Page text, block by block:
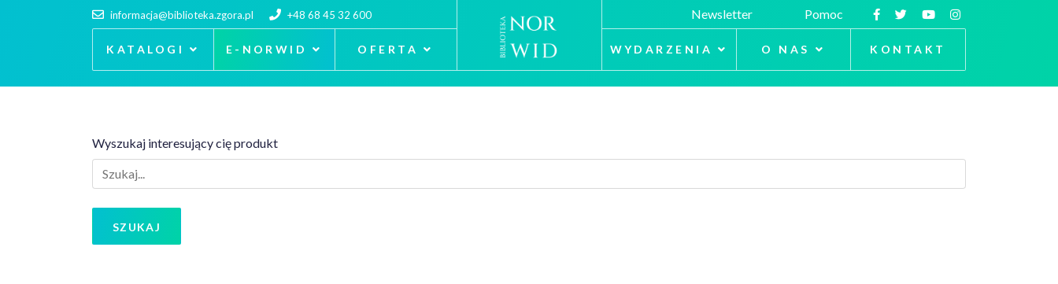
informacja@biblioteka.zgora.pl +48 68 45 32 600
KATALOGI E-NORWID OFERTA
Newsletter Pomoc
WYDARZENIA O NAS KONTAKT
Wyszukaj interesujący cię produkt
SZUKAJ